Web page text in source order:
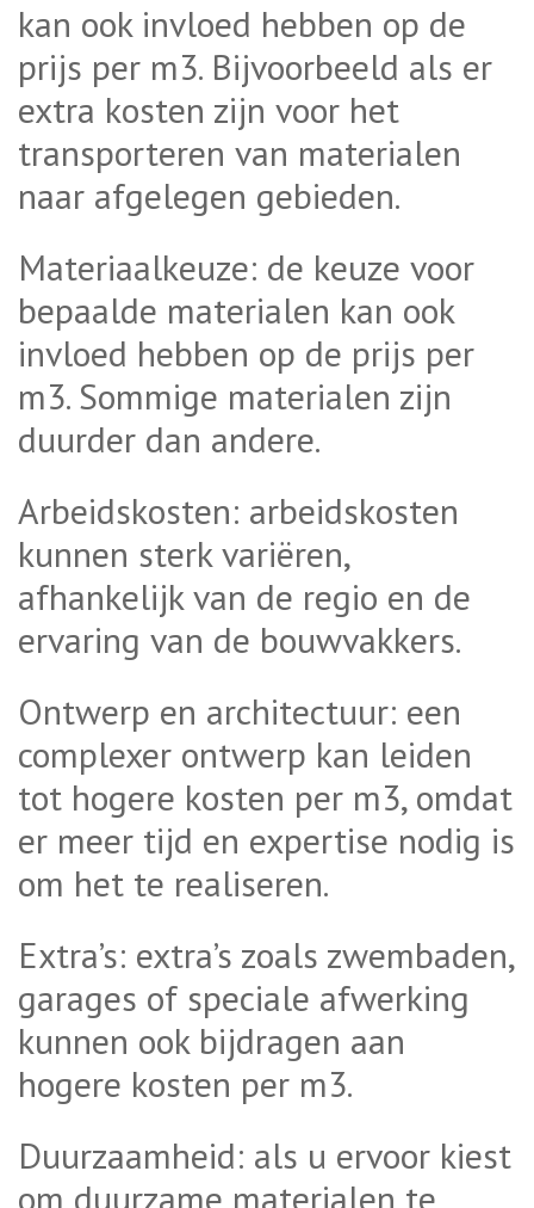
kan ook invloed hebben op de
prijs per m3. Bijvoorbeeld als er
extra kosten zijn voor het
transporteren van materialen
naar afgelegen gebieden.
Materiaalkeuze: de keuze voor
bepaalde materialen kan ook
invloed hebben op de prijs per
m3. Sommige materialen zijn
duurder dan andere.
Arbeidskosten: arbeidskosten
kunnen sterk variëren,
afhankelijk van de regio en de
ervaring van de bouwvakkers.
Ontwerp en architectuur: een
complexer ontwerp kan leiden
tot hogere kosten per m3, omdat
er meer tijd en expertise nodig is
om het te realiseren.
Extra’s: extra’s zoals zwembaden,
garages of speciale afwerking
kunnen ook bijdragen aan
hogere kosten per m3.
Duurzaamheid: als u ervoor kiest
om duurzame materialen te